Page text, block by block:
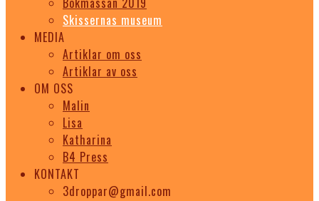
Skissernas museum
MEDIA
Artiklar om oss
Artiklar av oss
OM OSS
Malin
Lisa
Katharina
B4 Press
KONTAKT
3droppar@gmail.com